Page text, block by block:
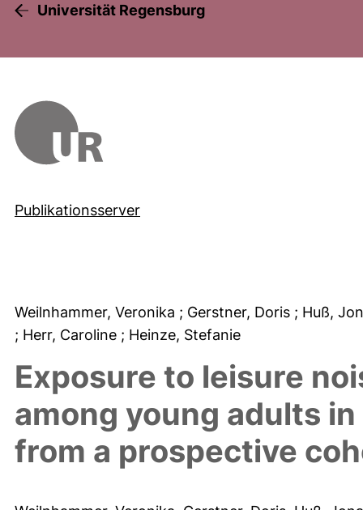
Universität Regensburg
Publikationsserver
Weilnhammer, Veronika ; Gerstner, Doris ; Huß,
; Herr, Caroline ; Heinze, Stefanie
Exposure to leisure
among young adults
from a prospective